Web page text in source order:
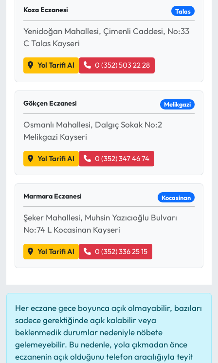
Koza Eczanesi Talas
Yenidoğan Mahallesi, Çimenli Caddesi, No:33
C Talas Kayseri
Yol Tarifi Al 0 (352) 503 22 28
Gökçen Eczanesi Melikgazi
Osmanlı Mahallesi, Dalgıç Sokak No:2
Melikgazi Kayseri
Yol Tarifi Al 0 (352) 347 46 74
Marmara Eczanesi Kocasinan
Şeker Mahallesi, Muhsin Yazıcıoğlu Bulvarı
No:74 L Kocasinan Kayseri
Yol Tarifi Al 0 (352) 336 25 15
Her eczane gece boyunca açık olmayabilir, bazıları
sadece gerektiğinde açık kalabilir veya
beklenmedik durumlar nedeniyle nöbete
gelemeyebilir. Bu nedenle, yola çıkmadan önce
eczanenin açık olduğunu telefon aracılığıyla teyit